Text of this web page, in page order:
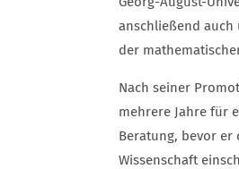
anschließend auch
der
Nach seiner
mehrere Jahre für
Beratung, bevor er
Wissenschaft